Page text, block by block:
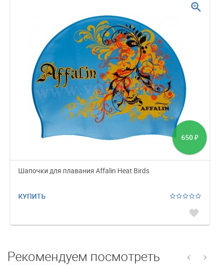
650 ₽
Шапочки для плавания Affalin Heat Birds
КУПИТЬ
favorite
zoom_in
Рекомендуем посмотреть